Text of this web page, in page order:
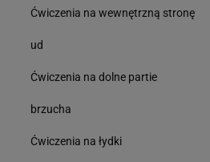
Ćwiczenia na wewnętrzną stronę
ud
Ćwiczenia na dolne partie
brzucha
Ćwiczenia na łydki